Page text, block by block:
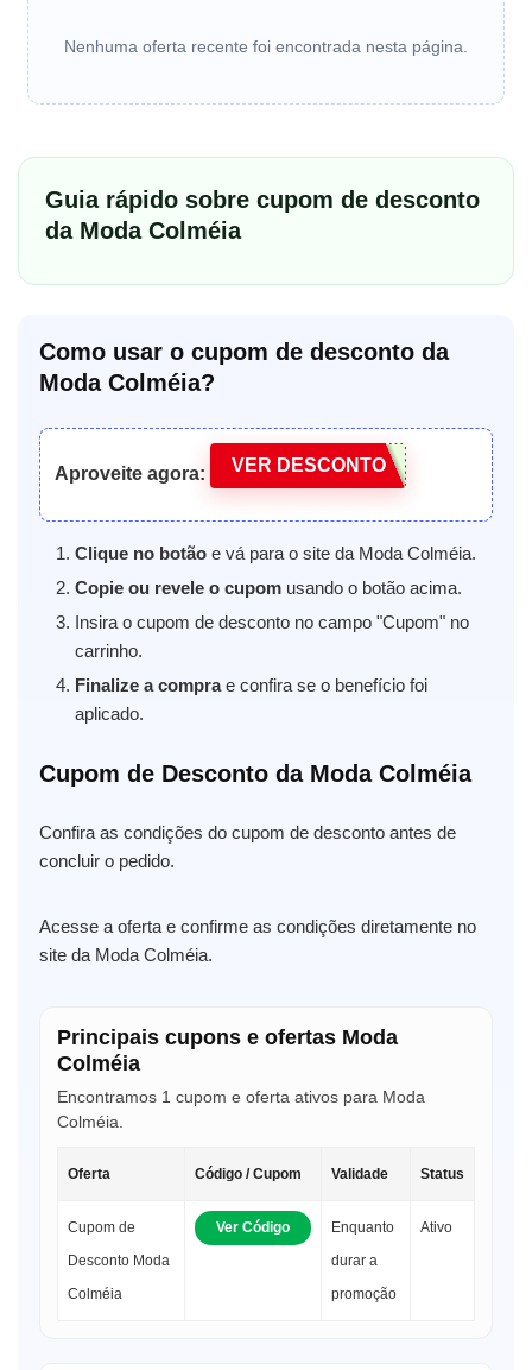
Nenhuma oferta recente foi encontrada nesta página.
Guia rápido sobre cupom de desconto
da Moda Colméia
Como usar o cupom de desconto da
Moda Colméia?
Aproveite agora: VER DESCONTO
Clique no botão e vá para o site da Moda Colméia.
Copie ou revele o cupom usando o botão acima.
Insira o cupom de desconto no campo "Cupom" no
carrinho.
Finalize a comprae confira se o benefício foi
aplicado.
Cupom de Desconto da Moda Colméia
Confira as condições do cupom de desconto antes de
concluir o pedido.
Acesse a oferta e confirme as condições diretamente no
site da Moda Colméia.
Principais cupons e ofertas Moda
Colméia
Encontramos 1 cupom e oferta ativos para Moda
Colméia.
Oferta Código / Cupom Validade Status
Cupom de
Desconto Moda
Colméia
Ver Código
Enquanto
durar a
promoção
Ativo